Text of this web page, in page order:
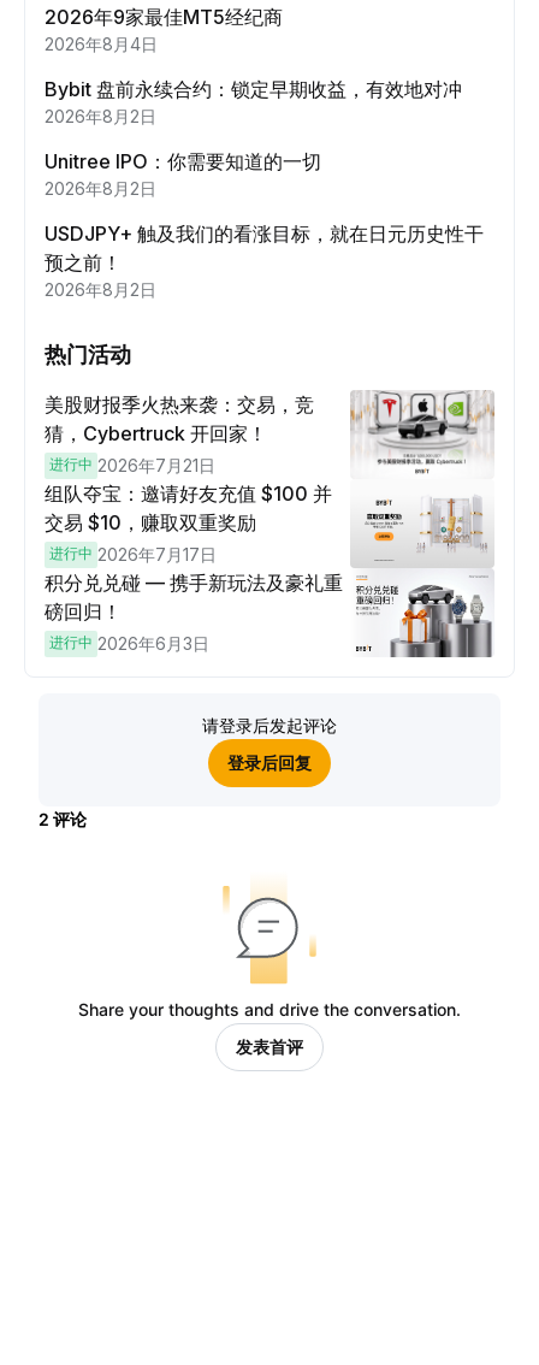
2026年9家最佳MT5经纪商
2026年8月4日
Bybit 盘前永续合约：锁定早期收益，有效地对冲
2026年8月2日
Unitree IPO：你需要知道的一切
2026年8月2日
USDJPY+ 触及我们的看涨目标，就在日元历史性干
预之前！
2026年8月2日
热门活动
美股财报季火热来袭：交易，竞
猜，Cybertruck 开回家！
进行中 2026年7月21日
组队夺宝：邀请好友充值 $100 并
交易 $10，赚取双重奖励
进行中 2026年7月17日
积分兑兑碰 — 携手新玩法及豪礼重
磅回归！
进行中 2026年6月3日
请登录后发起评论
登录后回复
2 评论
Share your thoughts and drive the conversation.
发表首评